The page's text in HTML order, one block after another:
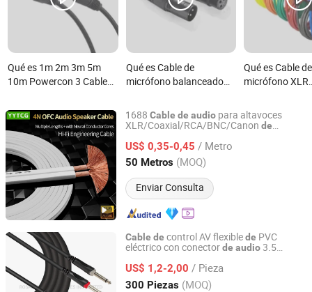
Qué es 1m 2m 3m 5m
10m Powercon 3 Cable
serpiente, cable de audio
balanceado
Qué es Cable de
micrófono balanceado
calidad 3m 5m 10m 20m
100m
Qué es Cable de
micrófono XLR
hembra 50FT
XLR
1688 Cable de audio para altavoces
XLR/Coaxial/RCA/BNC/Canon de
bolsadepolietileno conveniente para un
manejo fácil
US$ 0,35-0,45 / Metro
50 Metros (MOQ)
Enviar Consulta
Foshan Yangyang Optoelectronic Technology Co., Ltd.
Guangdong, China Desde 2026
Cable de control AV flexiblede PVC
eléctrico con conectorde audio3.5
US$ 1,2-2,00 / Pieza
300 Piezas (MOQ)
ROSAFEELING INDUSTRIES INC LIMITED
Zhejiang, China Desde 2020